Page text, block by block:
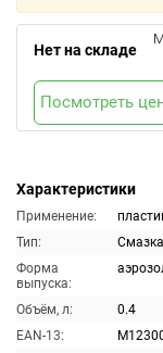
Характеристики
Применение:
Тип:
Форма
выпуска:
Объём, л:
0.4
EAN-13:
Нет на складе
Посмотреть